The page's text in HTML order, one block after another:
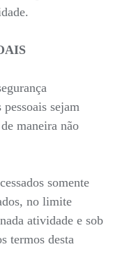
sejam
maneira não
somente
no limite
atividade e sob
termos desta